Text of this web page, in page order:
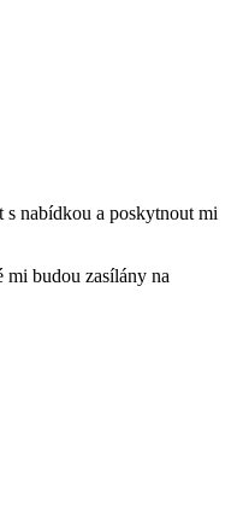
nabídkou a poskytnout mi
budou zasílány na